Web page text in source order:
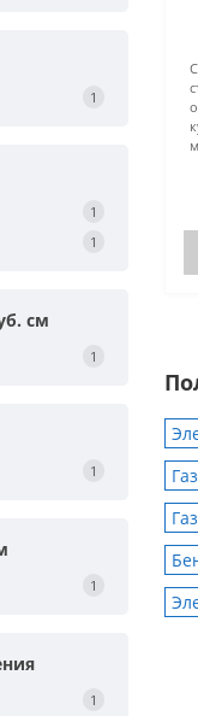
1
1
1
см
1
1
1
1